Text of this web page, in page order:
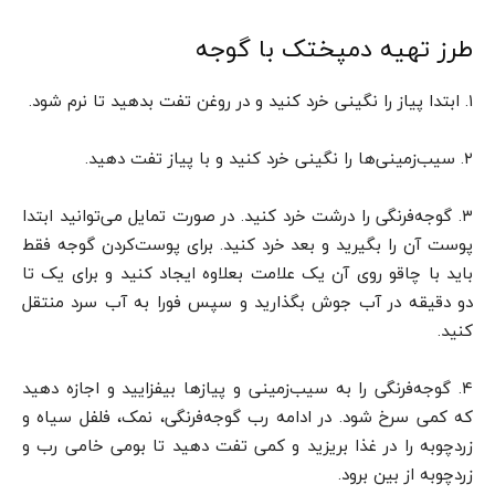
طرز تهیه دمپختک با گوجه‌
۱. ابتدا پیاز را نگینی خرد کنید و در روغن تفت بدهید تا نرم شود.
۲. سیب‌زمینی‌ها را نگینی خرد کنید و با پیاز تفت دهید.
۳. گوجه‌فرنگی را درشت خرد کنید. در صورت تمایل می‌توانید ابتدا
پوست آن را بگیرید و بعد خرد کنید. برای پوست‌کردن گوجه فقط
باید با چاقو روی آن یک علامت بعلاوه ایجاد کنید و برای یک تا
دو دقیقه در آب جوش بگذارید و سپس فورا به آب سرد منتقل
کنید.
۴. گوجه‌فرنگی را به سیب‌زمینی و پیازها بیفزایید و اجازه دهید
که کمی سرخ شود. در ادامه رب گوجه‌فرنگی، نمک، فلفل سیاه و
زردچوبه را در غذا بریزید و کمی تفت دهید تا بومی خامی رب و
زردچوبه از بین برود.